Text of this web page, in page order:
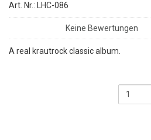
Art. Nr.: LHC-086
Keine Bewertungen
A real krautrock classic album.